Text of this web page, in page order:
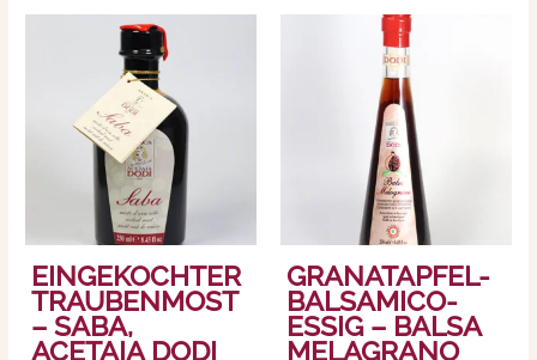
EINGEKOCHTER
TRAUBENMOST
– SABA,
ACETAIA DODI
GRANATAPFEL-
BALSAMICO-
ESSIG – BALSA
MELAGRANO